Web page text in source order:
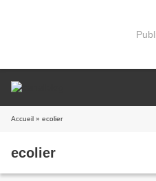
Accueil » ecolier
ecolier